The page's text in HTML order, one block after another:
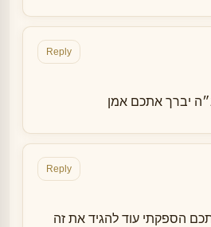
Reply
יברך אתכם אמן
Reply
הספקתי עוד להגיד את זה